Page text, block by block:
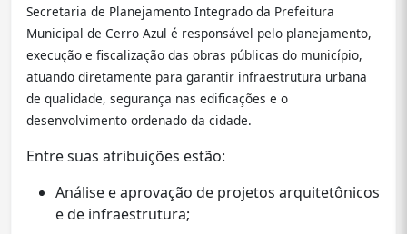
Secretaria de Planejamento Integrado da Prefeitura
Municipal de Cerro Azul é responsável pelo planejamento,
execução e fiscalização das obras públicas do município,
atuando diretamente para garantir infraestrutura urbana
de qualidade, segurança nas edificações e o
desenvolvimento ordenado da cidade.
Entre suas atribuições estão:
Análise e aprovação de projetos arquitetônicos
e de infraestrutura;